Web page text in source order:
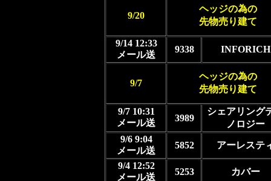
9/20
ヘッジの為の
先物売り建て
9/14 12:33
メール送
9338 INFORICH
9/7
ヘッジの為の
先物売り建て
9/7 10:31
メール送
3989
シェアリング
ノロジー
9/6 9:04
メール送
5852
アーレステ
9/4 12:52
メール送
5253
カバー